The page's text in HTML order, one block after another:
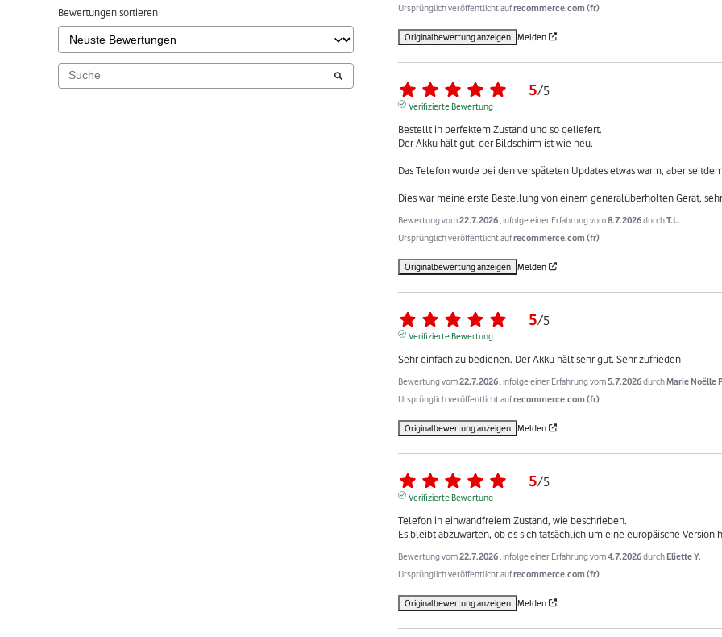
Bewertungen sortieren
Ursprünglich veröffentlicht aufrecommerce.com (fr)
Originalbewertung anzeigen Melden
5/5
Verifizierte Bewertung
Bestellt in perfektem Zustand und so geliefert.
Der Akku hält gut, der Bildschirm ist wie neu.
Das Telefon wurde bei den verspäteten Updates etwas warm, aber
Dies war meine erste Bestellung von einem generalüberholten Gerät,
Bewertung vom22.7.2026 , infolge einer Erfahrung vom8.7.2026durchT.L.
Ursprünglich veröffentlicht aufrecommerce.com (fr)
Originalbewertung anzeigen Melden
5/5
Verifizierte Bewertung
Sehr einfach zu bedienen. Der Akku hält sehr gut. Sehr zufrieden
Bewertung vom22.7.2026 , infolge einer Erfahrung vom5.7.2026durchMarie Noëlle
Ursprünglich veröffentlicht aufrecommerce.com (fr)
Originalbewertung anzeigen Melden
5/5
Verifizierte Bewertung
Telefon in einwandfreiem Zustand, wie beschrieben.
Es bleibt abzuwarten, ob es sich tatsächlich um eine europäische Version
Bewertung vom22.7.2026 , infolge einer Erfahrung vom4.7.2026durch Eliette Y.
Ursprünglich veröffentlicht aufrecommerce.com (fr)
Originalbewertung anzeigen Melden